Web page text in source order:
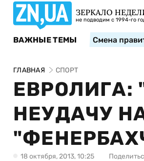
ЗЕРКАЛО
не подводим с 1994-го
ВАЖНЫЕ ТЕМЫ Смена
ГЛАВНАЯ СПОРТ
ЕВРОЛИГА:
НЕУДАЧУ
18 октября, 2013, 10:25